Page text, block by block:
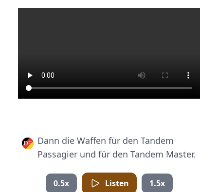
Dann die Waffen für den Tandem
Passagier und für den Tandem Master.
0.5x Listen 1.5x